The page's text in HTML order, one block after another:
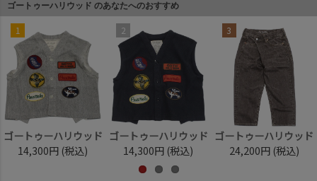
ゴートゥーハリウッド のあなたへのおすすめ
1
ゴートゥーハリウッド
14,300円 (税込)
2
ゴートゥーハリウッド
14,300円 (税込)
3
ゴートゥーハリウッド
24,200円 (税込)